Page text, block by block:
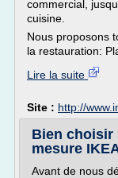
commercial,
cuisine.
Nous proposons
la restauration:
Lire la suite
Site : http://
Bien choisir
mesure
Avant de nous